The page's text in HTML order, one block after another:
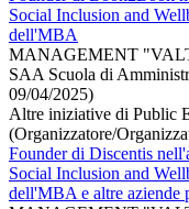
Social Inclusion and
dell'MBA
MANAGEMENT
SAA Scuola di
09/04/2025)
Altre iniziative di Public
(Organizzatore/
Founder di Discentis
Social Inclusion and
dell'MBA e altre aziende